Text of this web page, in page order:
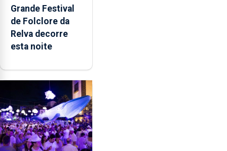
Grande Festival
de Folclore da
Relva decorre
esta noite